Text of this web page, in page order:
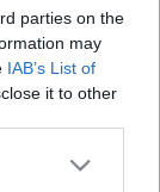
parties on the
may
IAB’s List of
it to other
Google